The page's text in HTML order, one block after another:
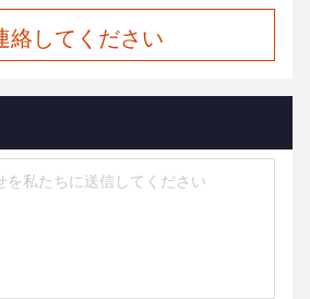
絡してください